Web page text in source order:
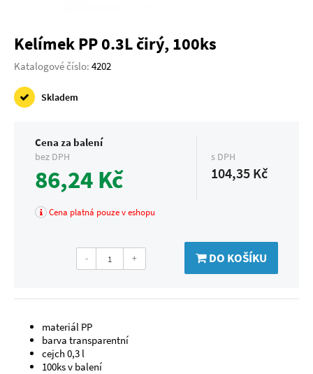
Kelímek PP 0.3L čirý, 100ks
Katalogové číslo: 4202
Skladem
Cena za balení
bez DPH
86,24 Kč
s DPH
104,35 Kč
Cena platná pouze v eshopu
- + DO KOŠÍKU
materiál PP
barva transparentní
cejch 0,3 l
100ks v balení